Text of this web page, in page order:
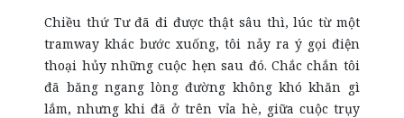
Chiều thứ Tư đã đi được thật sâu thì, lúc từ một
tramway khác bước xuống, tôi nảy ra ý gọi điện
thoại hủy những cuộc hẹn sau đó. Chắc chắn tôi
đã băng ngang lòng đường không khó khăn gì
lắm, nhưng khi đã ở trên vỉa hè, giữa cuộc trụy